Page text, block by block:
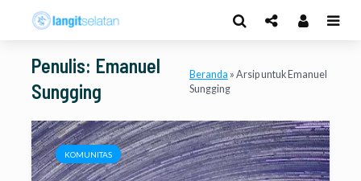
Penulis: Emanuel
Sungging
Beranda » Arsip untuk Emanuel
Sungging
KOMUNITAS